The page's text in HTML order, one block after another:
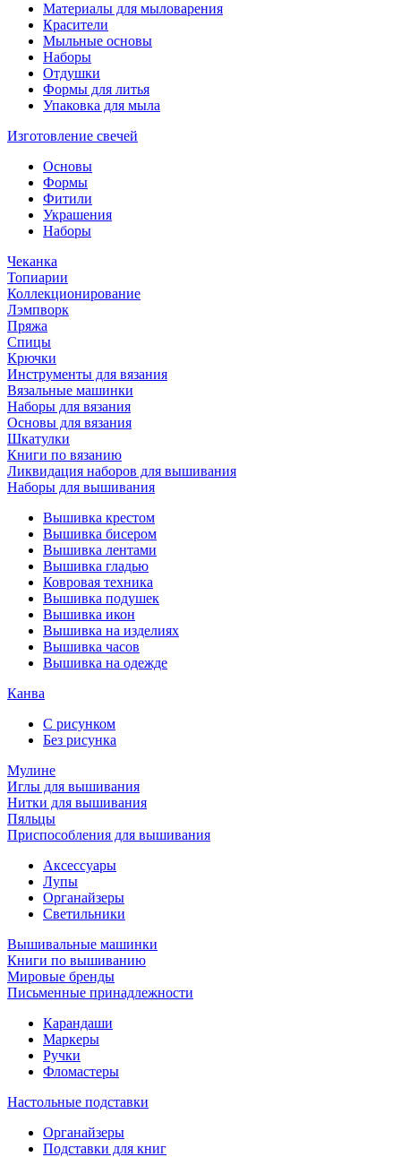
Материалы для мыловарения
Красители
Мыльные основы
Наборы
Отдушки
Формы для литья
Упаковка для мыла
Изготовление свечей
Основы
Формы
Фитили
Украшения
Наборы
Чеканка
Топиарии
Коллекционирование
Лэмпворк
Пряжа
Спицы
Крючки
Инструменты для вязания
Вязальные машинки
Наборы для вязания
Основы для вязания
Шкатулки
Книги по вязанию
Ликвидация наборов для вышивания
Наборы для вышивания
Вышивка крестом
Вышивка бисером
Вышивка лентами
Вышивка гладью
Ковровая техника
Вышивка подушек
Вышивка икон
Вышивка на изделиях
Вышивка часов
Вышивка на одежде
Канва
С рисунком
Без рисунка
Мулине
Иглы для вышивания
Нитки для вышивания
Пяльцы
Приспособления для вышивания
Аксессуары
Лупы
Органайзеры
Светильники
Вышивальные машинки
Книги по вышиванию
Мировые бренды
Письменные принадлежности
Карандаши
Маркеры
Ручки
Фломастеры
Настольные подставки
Органайзеры
Подставки для книг